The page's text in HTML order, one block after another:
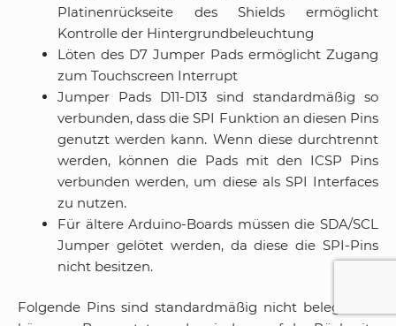
Platinenrückseite des Shields ermöglicht
Kontrolle der Hintergrundbeleuchtung
Löten des D7 Jumper Pads ermöglicht Zugang
zum Touchscreen Interrupt
Jumper Pads D11-D13 sind standardmäßig so
verbunden, dass die SPI Funktion an diesen Pins
genutzt werden kann. Wenn diese durchtrennt
werden, können die Pads mit den ICSP Pins
verbunden werden, um diese als SPI Interfaces
zu nutzen.
Für ältere Arduino-Boards müssen die SDA/SCL
Jumper gelötet werden, da diese die SPI-Pins
nicht besitzen.
Folgende Pins sind standardmäßig nicht belegt und